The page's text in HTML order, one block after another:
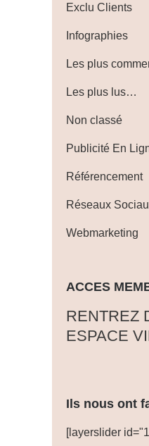
Exclu Clients
Infographies
Les plus
Les plus lus…
Non classé
Publicité En
Référencement
Réseaux
Webmarketing
ACCES
‎RENTREZ
ESPACE
Ils nous ont
[layerslider